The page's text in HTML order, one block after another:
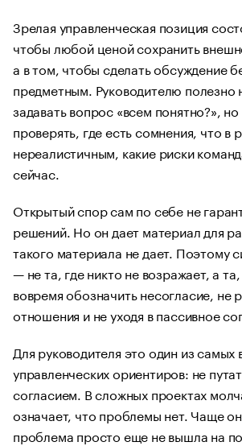
Зрелая управленческая позиция
чтобы любой ценой сохранить
а в том, чтобы сделать обсуждение
предметным. Руководителю полезно
задавать вопрос «всем понятно?»,
проверять, где есть сомнения, что в
нереалистичным, какие риски
сейчас.
Открытый спор сам по себе не
решений. Но он дает материал для
такого материала не дает. Поэтому
— не та, где никто не возражает, а
вовремя обозначить несогласие, не
отношения и не уходя в пассивное
Для руководителя это один из самых
управленческих ориентиров: не
согласием. В сложных проектах
означает, что проблемы нет. Чаще
проблема просто еще не вышла на